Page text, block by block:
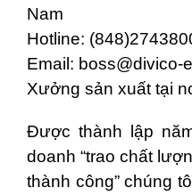
Nam
Hotline:
Email: boss@divico-
Xưởng sản xuất tại
Được thành lập
doanh “trao chất
thành công” chúng